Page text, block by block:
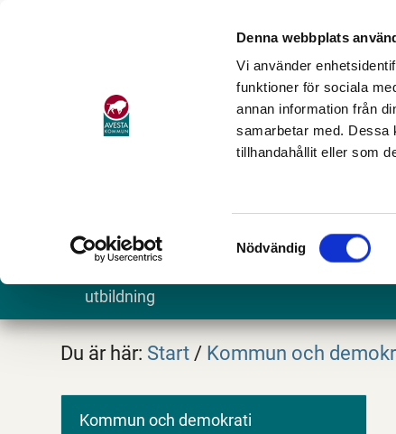
Denna webbplats
Vi använder
funktioner för sociala
annan information från
samarbetar med. Dessa
tillhandahållit eller som
Samtyckesval
Nödvändig
utbildning
Du är här: Start / Kommun och
Kommun och demokrati